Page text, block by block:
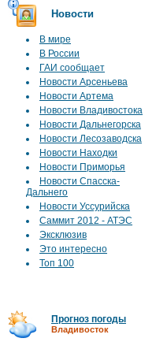
Новости
В мире
В России
ГАИ сообщает
Новости Арсеньева
Новости Артема
Новости Владивостока
Новости Дальнегорска
Новости Лесозаводска
Новости Находки
Новости Приморья
Новости Спасска-
Дальнего
Новости Уссурийска
Саммит 2012 - АТЭС
Эксклюзив
Это интересно
Топ 100
Прогноз погоды
Владивосток